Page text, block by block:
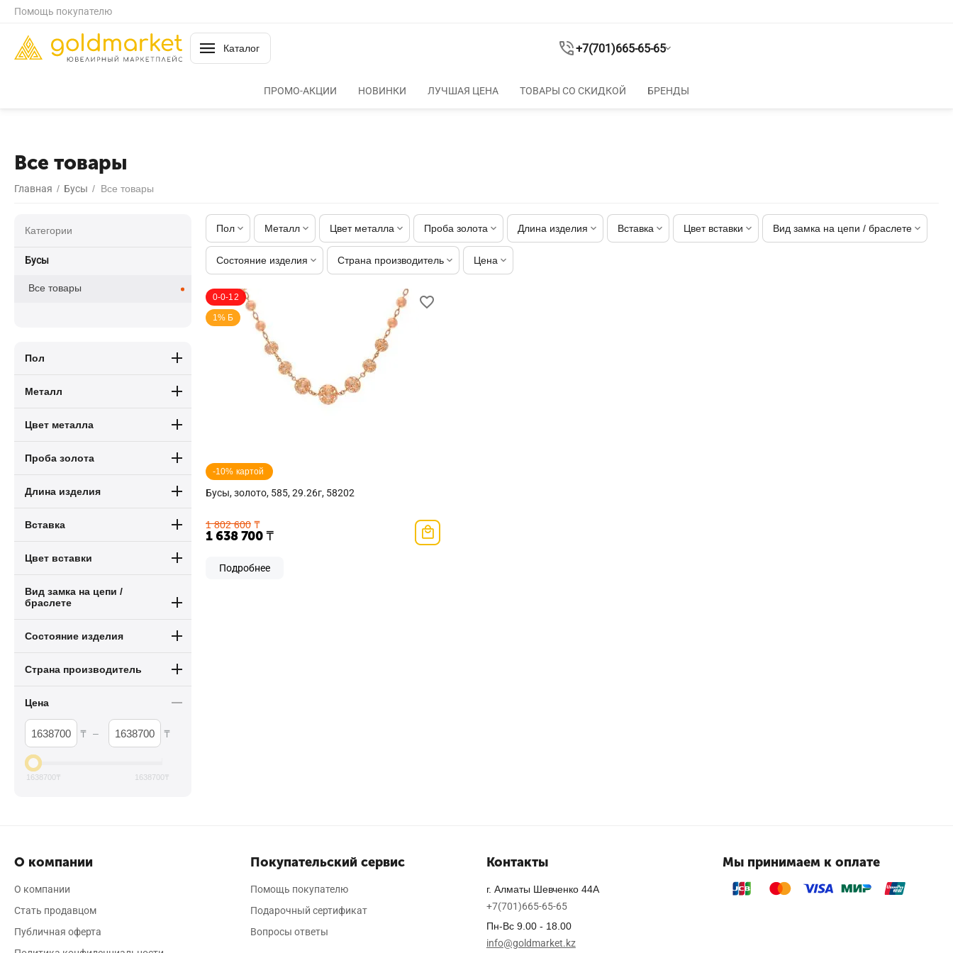
Помощь покупателю
Каталог +7(701)665-65-65
ПРОМО-АКЦИИ НОВИНКИ ЛУЧШАЯ ЦЕНА ТОВАРЫ СО СКИДКОЙ БРЕНДЫ
Все товары
Главная / Бусы / Все товары
Пол Металл Цвет металла Проба золота Длина изделия Вставка Цвет вставки Вид замка на цепи / браслете
Состояние изделия Страна производитель Цена
0-0-12
1% Б
-10% картой
Бусы, золото, 585, 29.26г, 58202
1 802 600 ₸
1 638 700₸
Подробнее
Категории
Бусы
Все товары
Пол
Металл
Цвет металла
Проба золота
Длина изделия
Вставка
Цвет вставки
Вид замка на цепи /
браслете
Состояние изделия
Страна производитель
Цена
₸ – ₸
1638700 ₸ 1638700 ₸
О компании
О компании
Стать продавцом
Публичная оферта
Покупательский сервис
Помощь покупателю
Подарочный сертификат
Вопросы ответы
Контакты
г. Алматы Шевченко 44А
+7(701)665-65-65
Пн-Вс 9.00 - 18.00
info@goldmarket.kz
Мы принимаем к оплате